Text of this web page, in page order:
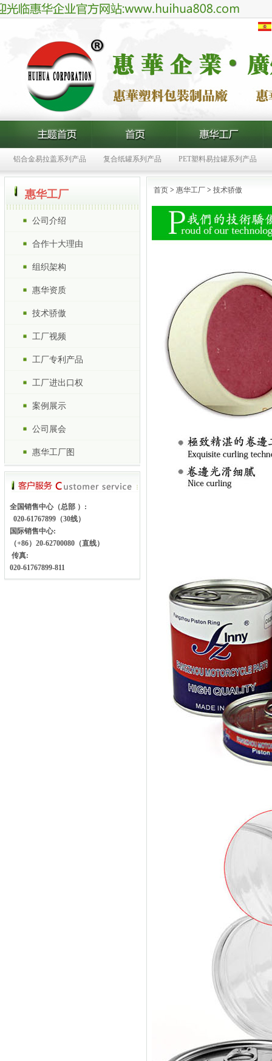
铝合金易拉盖系列产品 复合纸罐系列产品 PET塑料易拉罐系列产品
惠华工厂
公司介绍
合作十大理由
组织架构
惠华资质
技术骄傲
工厂视频
工厂专利产品
工厂进出口权
案例展示
公司展会
惠华工厂图
全国销售中心（总部 ）:
020-61767899（30线）
国际销售中心:
（+86）20-62700080（直线）
传真:
020-61767899-811
首页 > 惠华工厂 > 技术骄傲